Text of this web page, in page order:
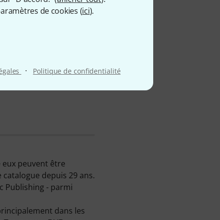
de cookies (ici).
· Politique de confidentialité
peuvent être
depuis 29 ans.
Publishing - parmi
dans les